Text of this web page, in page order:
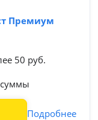
Премиум
50 руб.
Подробнее